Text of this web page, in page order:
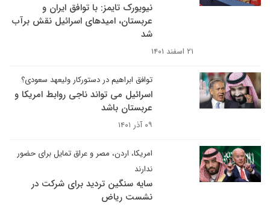
نیویورک تایمز: با توافق ایران و
عربستان، امیدهای اسرائیل نقش برآب
شد
۲۱ اسفند ۱۴۰۱
توافق ابراهیم در دستورکار ولیعهد سعودی؟
اسرائیل می تواند ناجی روابط امریکا و
عربستان باشد
۰۹ آذر ۱۴۰۱
امریکا، اردن، مصر و عراق تمایل برای حضور
ندارند
سایه سنگین تردید برای شرکت در
نشست ریاض